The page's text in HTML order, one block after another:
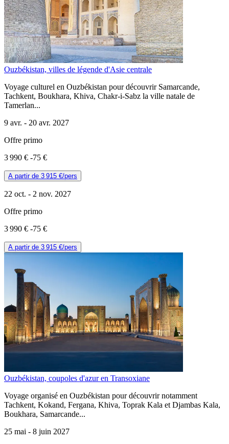
Ouzbékistan, villes de légende d'Asie centrale
Voyage culturel en Ouzbékistan pour découvrir Samarcande,
Tachkent, Boukhara, Khiva, Chakr-i-Sabz la ville natale de
Tamerlan...
9 avr. - 20 avr. 2027
Offre primo
3 990 € -75 €
A partir de 3 915 €/pers
22 oct. - 2 nov. 2027
Offre primo
3 990 € -75 €
A partir de 3 915 €/pers
Ouzbékistan, coupoles d'azur en Transoxiane
Voyage organisé en Ouzbékistan pour découvrir notamment
Tachkent, Kokand, Fergana, Khiva, Toprak Kala et Djambas Kala,
Boukhara, Samarcande...
25 mai - 8 juin 2027